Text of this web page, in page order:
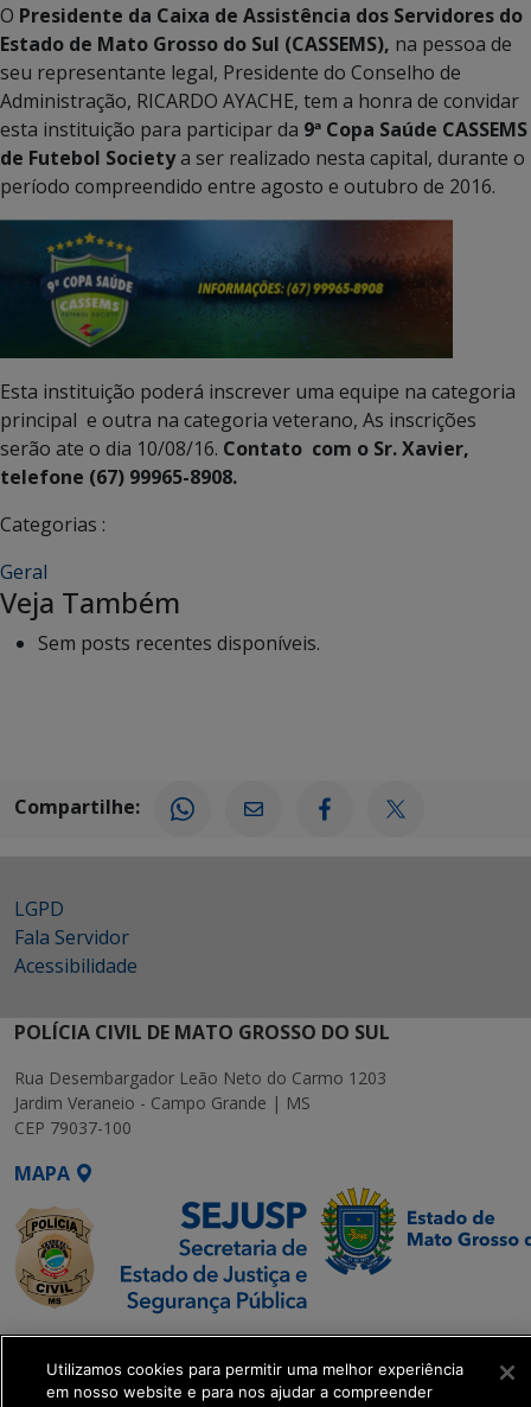
O Presidente da Caixa de Assistência dos Servidores do
Estado de Mato Grosso do Sul (CASSEMS), na pessoa de
seu representante legal, Presidente do Conselho de
Administração, RICARDO AYACHE, tem a honra de convidar
esta instituição para participar da 9ª Copa Saúde CASSEMS
de Futebol Societya ser realizado nesta capital, durante o
período compreendido entre agosto e outubro de 2016.
Esta instituição poderá inscrever uma equipe na categoria
principal e outra na categoria veterano, As inscrições
serão ate o dia 10/08/16. Contato com o Sr. Xavier,
telefone (67) 99965-8908.
Categorias :
Geral
Veja Também
Sem posts recentes disponíveis.
Compartilhe:
LGPD
Fala Servidor
Acessibilidade
POLÍCIA CIVIL DE MATO GROSSO DO SUL
Rua Desembargador Leão Neto do Carmo 1203
Jardim Veraneio - Campo Grande | MS
CEP 79037-100
MAPA
SETDIG | Secretaria-
Executiva de
Transformação Digital
Utilizamos cookies para permitir uma melhor experiência
em nosso website e para nos ajudar a compreender